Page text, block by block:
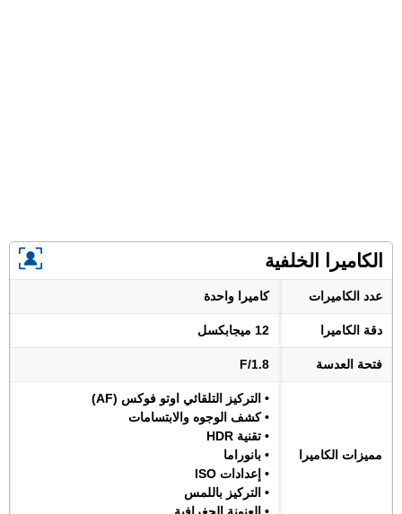
الكاميرا الخلفية
عدد الكاميرات كاميرا واحدة
دقة الكاميرا 12 ميجابكسل
فتحة العدسة F/1.8
مميزات الكاميرا
• التركيز التلقائي اوتو فوكس (AF)
• كشف الوجوه والابتسامات
• تقنية HDR
• بانوراما
• إعدادات ISO
• التركيز باللمس